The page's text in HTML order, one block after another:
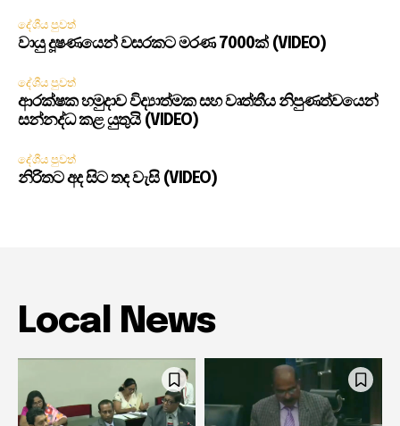
දේශීය පුවත්
වායු දූෂණයෙන් වසරකට මරණ 7000ක් (VIDEO)
දේශීය පුවත්
ආරක්ෂක හමුදාව විද්‍යාත්මක සහ වෘත්තීය නිපුණත්වයෙන්
සන්නද්ධ කළ යුතුයි (VIDEO)
දේශීය පුවත්
නිරිතට අද සිට තද වැසි (VIDEO)
Local News